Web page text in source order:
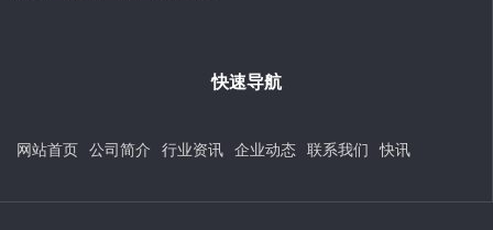
快速导航
网站首页 公司简介 行业资讯 企业动态 联系我们 快讯